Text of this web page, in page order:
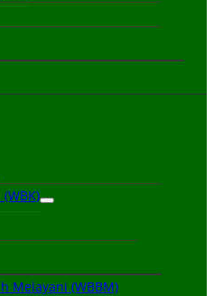
Melayani (WBBM)